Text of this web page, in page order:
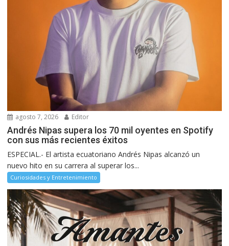
agosto 7, 2026 Editor
Andrés Nipas supera los 70 mil oyentes en Spotify
con sus más recientes éxitos
ESPECIAL.- El artista ecuatoriano Andrés Nipas alcanzó un
nuevo hito en su carrera al superar los...
Curiosidades y Entretenimiento